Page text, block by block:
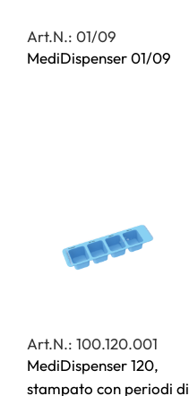
Art.N.: 01/09
MediDispenser 01/09
Art.N.: 100.120.001
MediDispenser 120,
stampato con periodi di